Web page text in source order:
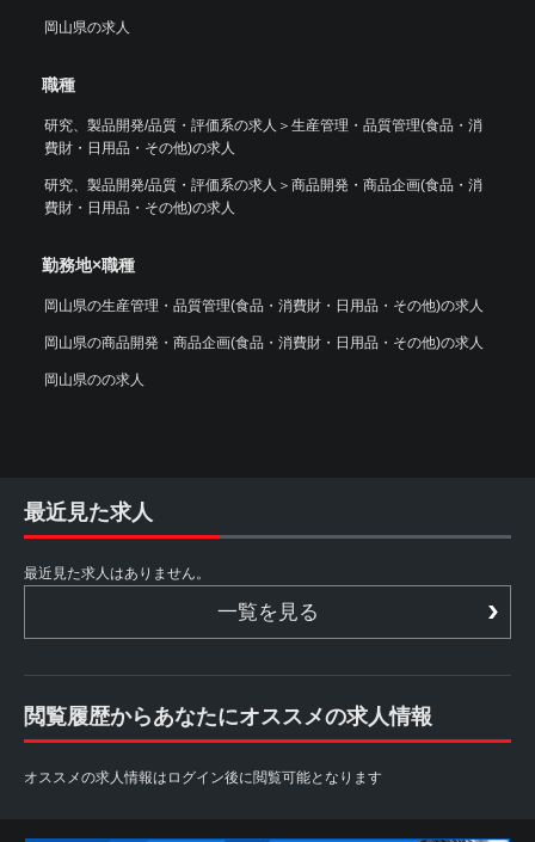
岡山県の求人
職種
研究、製品開発/品質・評価系の求人 ＞ 生産管理・品質管理(食品・消
費財・日用品・その他)の求人
研究、製品開発/品質・評価系の求人 ＞ 商品開発・商品企画(食品・消
費財・日用品・その他)の求人
勤務地×職種
岡山県の生産管理・品質管理(食品・消費財・日用品・その他)の求人
岡山県の商品開発・商品企画(食品・消費財・日用品・その他)の求人
岡山県のの求人
最近見た求人
最近見た求人はありません。
一覧を見る
閲覧履歴からあなたにオススメの求人情報
オススメの求人情報はログイン後に閲覧可能となります